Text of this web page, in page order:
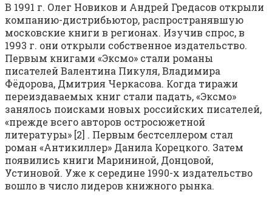
В 1991 г. Олег Новиков и Андрей Гредасов открыли
компанию-дистрибьютор, распространявшую
московские книги в регионах. Изучив спрос, в
1993 г. они открыли собственное издательство.
Первым книгами «Эксмо» стали романы
писателей Валентина Пикуля, Владимира
Фёдорова, Дмитрия Черкасова. Когда тиражи
переиздаваемых книг стали падать, «Эксмо»
занялось поисками новых российских писателей,
«прежде всего авторов остросюжетной
литературы» [2] . Первым бестселлером стал
роман «Антикиллер» Данила Корецкого. Затем
появились книги Марининой, Донцовой,
Устиновой. Уже к середине 1990-х издательство
вошло в число лидеров книжного рынка.